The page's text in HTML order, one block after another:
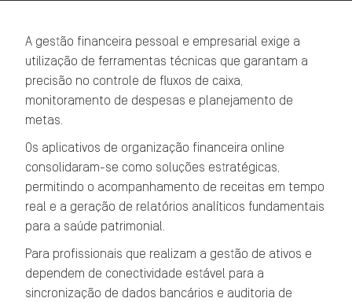
A gestão financeira pessoal e empresarial exige a
utilização de ferramentas técnicas que garantam a
precisão no controle de fluxos de caixa,
monitoramento de despesas e planejamento de
metas.
Os aplicativos de organização financeira online
consolidaram-se como soluções estratégicas,
permitindo o acompanhamento de receitas em tempo
real e a geração de relatórios analíticos fundamentais
para a saúde patrimonial.
Para profissionais que realizam a gestão de ativos e
dependem de conectividade estável para a
sincronização de dados bancários e auditoria de